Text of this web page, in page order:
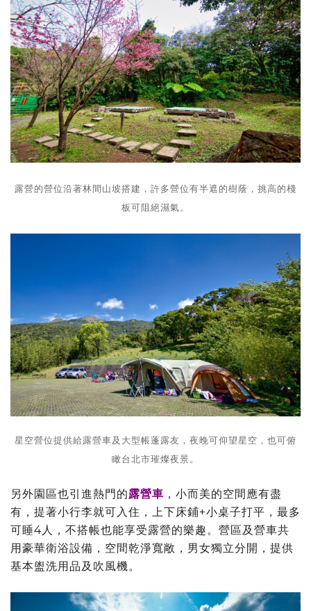
露營的營位沿著林間山坡搭建，許多營位有半遮的樹蔭，挑高的棧
板可阻絕濕氣。
星空營位提供給露營車及大型帳蓬露友，夜晚可仰望星空，也可俯
瞰台北市璀燦夜景。
另外園區也引進熱門的露營車 ，小而美的空間應有盡
有，提著小行李就可入住，上下床鋪+小桌子打平，最多
可睡4人，不搭帳也能享受露營的樂趣。營區及營車共
用豪華衛浴設備，空間乾淨寬敞，男女獨立分開，提供
基本盥洗用品及吹風機。